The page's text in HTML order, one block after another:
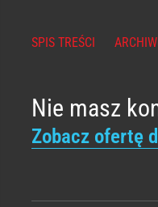
SPIS TREŚCI
Nie masz
Zobacz ofertę